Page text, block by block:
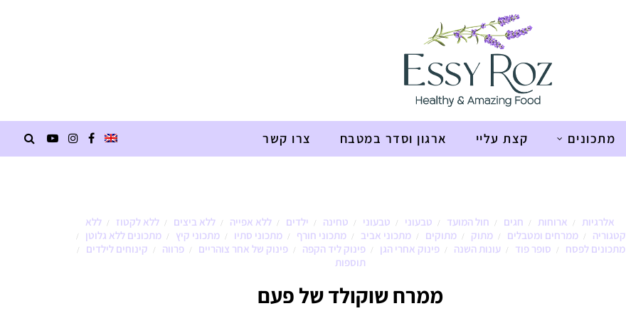
מתכונים קצת עליי ארגון וסדר במטבח צרו קשר
אלרגיות / ארוחות / חגים / חול המועד / טבעוני / טבעוני / טחינה / ילדים / ללא אפייה / ללא ביצים / ללא לקטוז /
ללא
קטגוריה
/ ממרחים ומטבלים / מתוק / מתוקים / מתכוני אביב / מתכוני חורף / מתכוני סתיו / מתכוני קיץ / מתכונים ללא גלוטן /
מתכונים לפסח / סופר פוד / עונות השנה / פינוק אחרי הגן / פינוק ליד הקפה / פינוק של אחר צוהריים / פרווה / קינוחים לילדים /
תוספות
ממרח שוקולד של פעם